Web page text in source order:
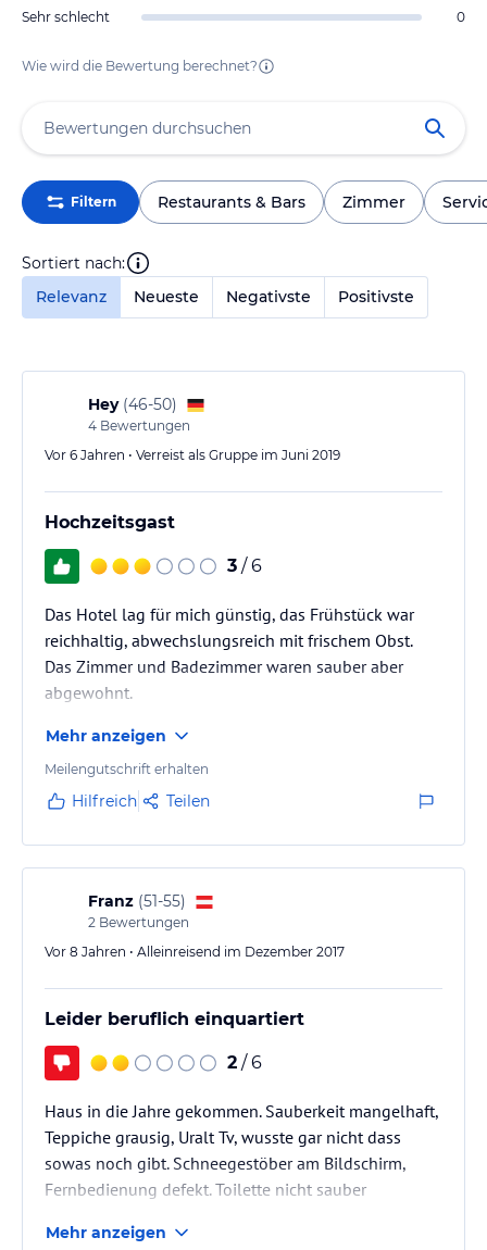
Sehr schlecht
0
Wie wird die Bewertung berechnet?
Filtern Restaurants & Bars Zimmer
Sortiert nach:
Relevanz
Neueste Negativste Positivste
Hey (46-50)
4 Bewertungen
Vor 6 Jahren • Verreist als Gruppe im Juni 2019
Hochzeitsgast
3 / 6
Das Hotel lag für mich günstig, das Frühstück war
reichhaltig, abwechslungsreich mit frischem Obst.
Das Zimmer und Badezimmer waren sauber aber
abgewohnt.
Mehr anzeigen
Meilengutschrift erhalten
Hilfreich Teilen
Franz (51-55)
2 Bewertungen
Vor 8 Jahren • Alleinreisend im Dezember 2017
Leider beruflich einquartiert
2 / 6
Haus in die Jahre gekommen. Sauberkeit mangelhaft,
Teppiche grausig, Uralt Tv, wusste gar nicht dass
sowas noch gibt. Schneegestöber am Bildschirm,
Fernbedienung defekt. Toilette nicht sauber
Mehr anzeigen